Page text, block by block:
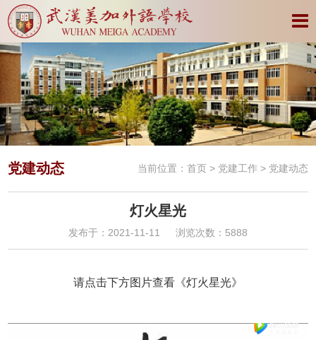
党建动态 当前位置： 首页> 党建工作> 党建动态
灯火星光
发布于：2021-11-11 浏览次数：5888
请点击下方图片查看《灯火星光》